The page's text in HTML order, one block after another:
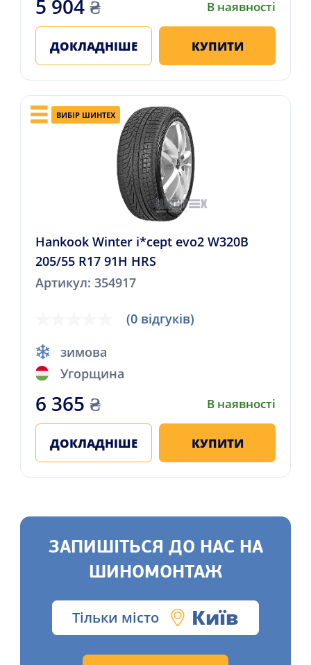
5 904₴ В наявності
ДОКЛАДНІШЕ КУПИТИ
ВИБІР ШИНТЕХ
Hankook Winter i*cept evo2 W320B
205/55 R17 91H HRS
Артикул: 354917
(0 відгуків)
зимова
Угорщина
6 365 ₴ В наявності
ДОКЛАДНІШЕ КУПИТИ
ЗАПИШІТЬСЯ ДО НАС НА
ШИНОМОНТАЖ
Тільки місто Київ